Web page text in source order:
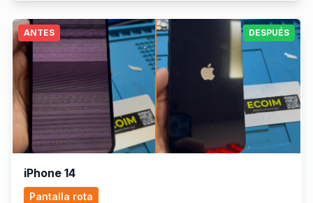
ANTES DESPUÉS
iPhone 14
Pantalla rota